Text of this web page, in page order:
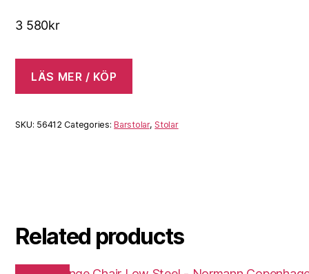
3 580kr
LÄS MER / KÖP
SKU: 56412 Categories:Barstolar,Stolar
Related products